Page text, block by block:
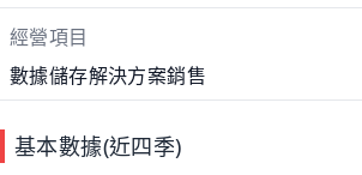
經營項目
數據儲存解決方案銷售
基本數據(近四季)